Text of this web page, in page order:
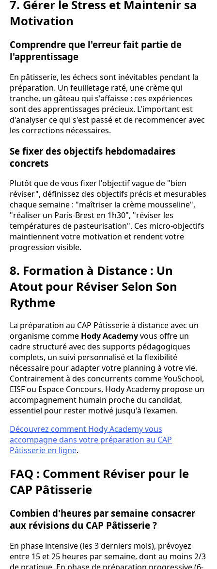
7. Gérer le Stress et Maintenir sa
Motivation
Comprendre que l'erreur fait partie de
l'apprentissage
En pâtisserie, les échecs sont inévitables pendant la
préparation. Un feuilletage raté, une crème qui
tranche, un gâteau qui s'affaisse : ces expériences
sont des apprentissages précieux. L'important est
d'analyser ce qui s'est passé et de recommencer avec
les corrections nécessaires.
Se fixer des objectifs hebdomadaires
concrets
Plutôt que de vous fixer l'objectif vague de "bien
réviser", définissez des objectifs précis et mesurables
chaque semaine : "maîtriser la crème mousseline",
"réaliser un Paris-Brest en 1h30", "réviser les
températures de pasteurisation". Ces micro-objectifs
maintiennent votre motivation et rendent votre
progression visible.
8. Formation à Distance : Un
Atout pour Réviser Selon Son
Rythme
La préparation au CAP Pâtisserie à distance avec un
organisme comme Hody Academyvous offre un
cadre structuré avec des supports pédagogiques
complets, un suivi personnalisé et la flexibilité
nécessaire pour adapter votre planning à votre vie.
Contrairement à des concurrents comme YouSchool,
EISF ou Espace Concours, Hody Academy propose un
accompagnement humain proche du candidat,
essentiel pour rester motivé jusqu'à l'examen.
Découvrez comment Hody Academy vous
accompagne dans votre préparation au CAP
Pâtisserie en ligne.
FAQ : Comment Réviser pour le
CAP Pâtisserie
Combien d'heures par semaine consacrer
aux révisions du CAP Pâtisserie ?
En phase intensive (les 3 derniers mois), prévoyez
entre 15 et 25 heures par semaine, dont au moins 2/3
de pratique. En phase de préparation progressive (6-